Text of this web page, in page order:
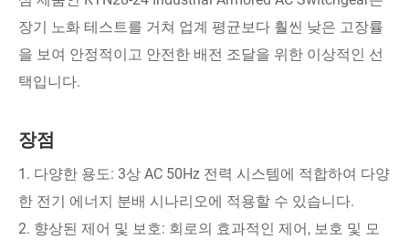
장기 노화 테스트를 거쳐 업계 평균보다 훨씬 낮은 고장률
을 보여 안정적이고 안전한 배전 조달을 위한 이상적인 선
택입니다.
장점
1. 다양한 용도: 3상 AC 50Hz 전력 시스템에 적합하여 다양
한 전기 에너지 분배 시나리오에 적용할 수 있습니다.
2. 향상된 제어 및 보호: 회로의 효과적인 제어, 보호 및 모